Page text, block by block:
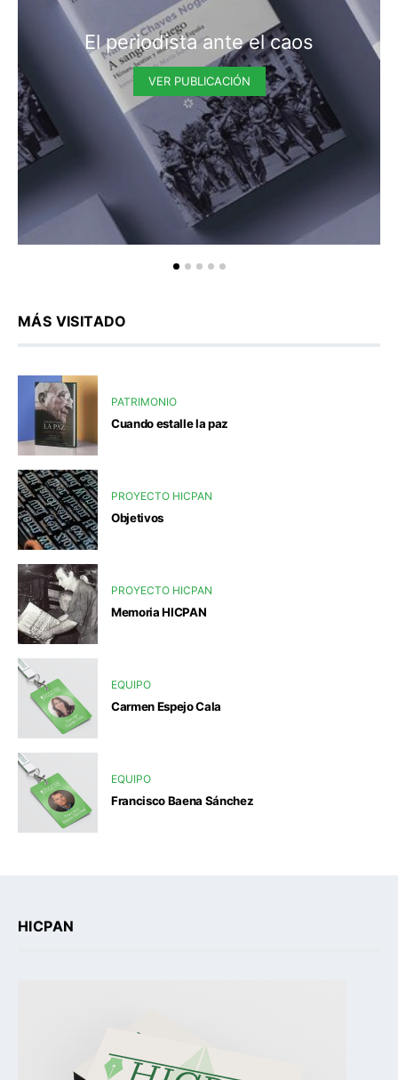
El periodista ante el caos
VER PUBLICACIÓN
MÁS VISITADO
PATRIMONIO
Cuando estalle la paz
PROYECTO HICPAN
Objetivos
PROYECTO HICPAN
Memoria HICPAN
EQUIPO
Carmen Espejo Cala
EQUIPO
Francisco Baena Sánchez
HICPAN